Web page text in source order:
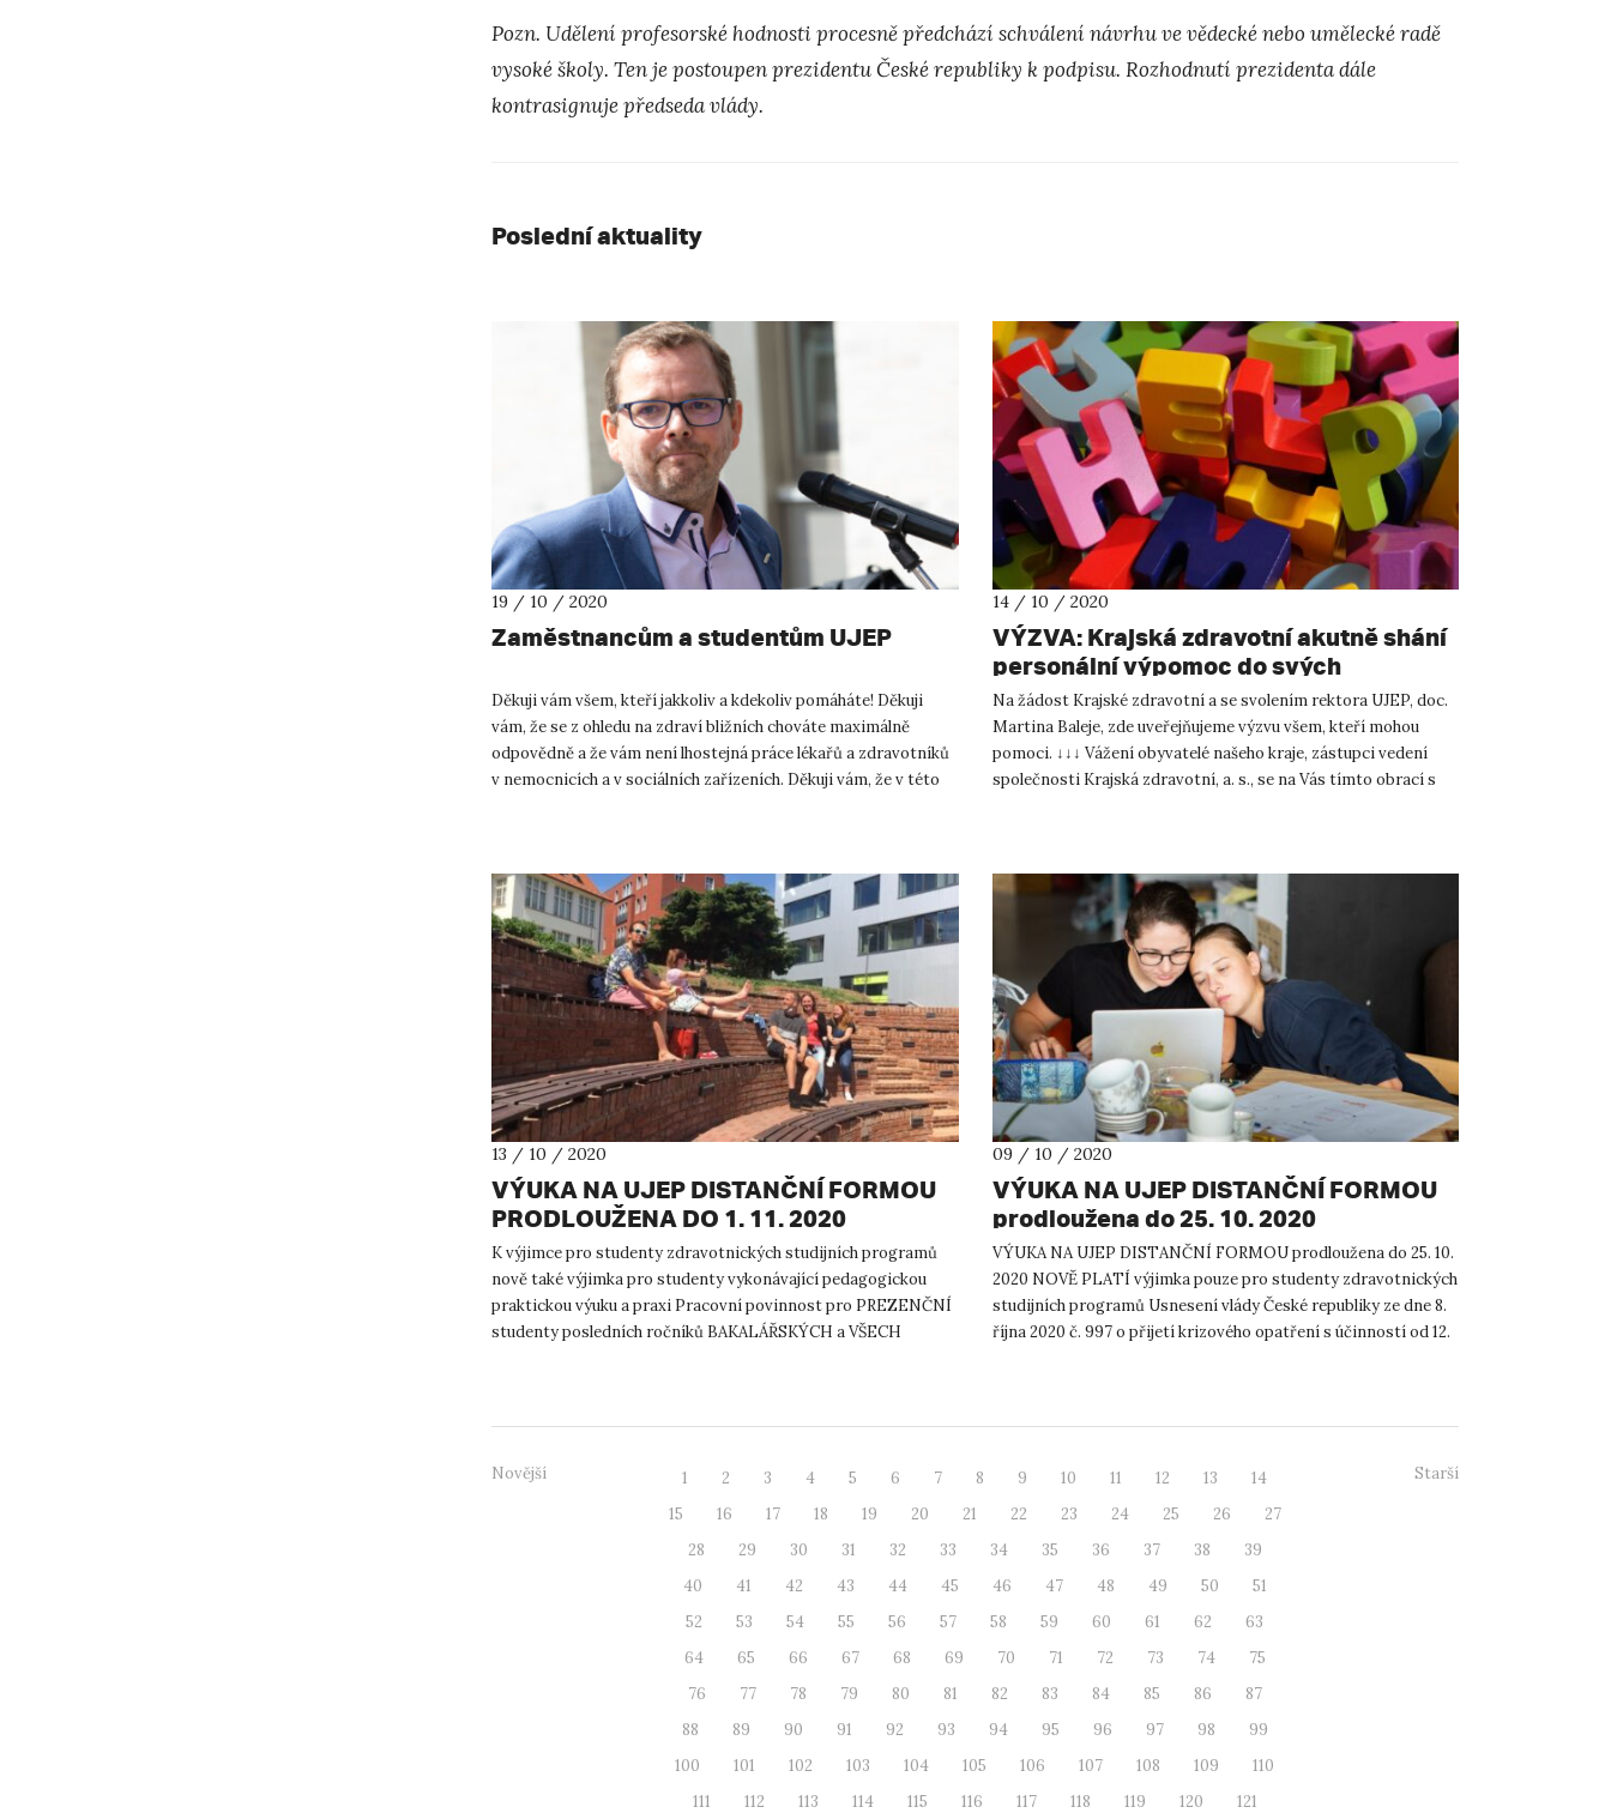
Pozn. Udělení profesorské hodnosti procesně předchází schválení návrhu ve vědecké nebo umělecké radě
vysoké školy. Ten je postoupen prezidentu České republiky k podpisu. Rozhodnutí prezidenta dále
kontrasignuje předseda vlády.
Poslední aktuality
19 / 10 / 2020
Zaměstnancům a studentům UJEP
Děkuji vám všem, kteří jakkoliv a kdekoliv pomáháte! Děkuji
vám, že se z ohledu na zdraví bližních chováte maximálně
odpovědně a že vám není lhostejná práce lékařů a zdravotníků
v nemocnicích a v sociálních zařízeních. Děkuji vám, že v této
14 / 10 / 2020
VÝZVA: Krajská zdravotní akutně shání
personální výpomoc do svých
nemocnic. Můžete pomoci i vy?
Na žádost Krajské zdravotní a se svolením rektora UJEP, doc.
Martina Baleje, zde uveřejňujeme výzvu všem, kteří mohou
pomoci. ↓↓↓ Vážení obyvatelé našeho kraje, zástupci vedení
společnosti Krajská zdravotní, a. s., se na Vás tímto obrací s
13 / 10 / 2020
VÝUKA NA UJEP DISTANČNÍ FORMOU
PRODLOUŽENA DO 1. 11. 2020
K výjimce pro studenty zdravotnických studijních programů
nově také výjimka pro studenty vykonávající pedagogickou
praktickou výuku a praxi Pracovní povinnost pro PREZENČNÍ
studenty posledních ročníků BAKALÁŘSKÝCH a VŠECH
09 / 10 / 2020
VÝUKA NA UJEP DISTANČNÍ FORMOU
prodloužena do 25. 10. 2020
VÝUKA NA UJEP DISTANČNÍ FORMOU prodloužena do 25. 10.
2020 NOVĚ PLATÍ výjimka pouze pro studenty zdravotnických
studijních programů Usnesení vlády České republiky ze dne 8.
října 2020 č. 997 o přijetí krizového opatření s účinností od 12.
Novější 1 2 3 4 5 6 7 8 9 10 11 12 13
14
15
16 17 18 19 20 21 22 23 24 25 26
27
28
29 30 31 32 33 34 35 36 37 38
39
40
41 42 43 44 45 46 47 48 49 50
51
52
53 54 55 56 57 58 59 60 61 62
63
64
65 66 67 68 69 70 71 72 73 74
75
76
77 78 79 80 81 82 83 84 85 86
87
88
89 90 91 92 93 94 95 96 97 98
99
100
101 102 103 104 105 106 107 108 109
110
111
112 113 114 115 116 117 118 119 120 121
Starší